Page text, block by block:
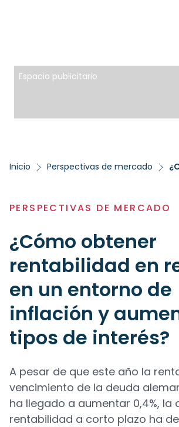
Espacio publicitario
Inicio Perspectivas de mercado
PERSPECTIVAS DE MERCADO
¿Cómo obtener
rentabilidad en
en un entorno de
inflación y
tipos de interés?
A pesar de que este año la
vencimiento de la deuda
ha llegado a aumentar 0,4%, la
rentabilidad a corto plazo ha